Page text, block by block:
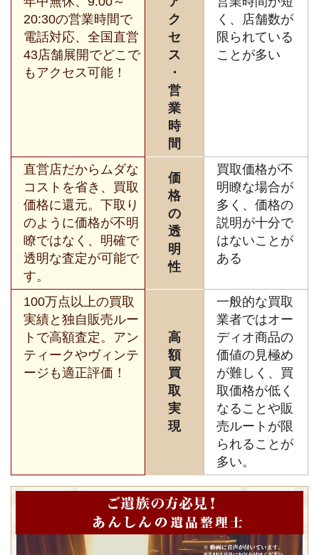
20:30の営業時間で
電話対応、全国直営
43店舗展開でどこで
もアクセス可能！
ク
セ
ス
・
営
業
時
間
く、店舗数が
限られている
ことが多い
直営店だからムダな
コストを省き、買取
価格に還元。下取り
のように価格が不明
瞭ではなく、明確で
透明な査定が可能で
す。
価
格
の
透
明
性
買取価格が不
明瞭な場合が
多く、価格の
説明が十分で
はないことが
ある
100万点以上の買取
実績と独自販売ルー
トで高額査定。アン
ティークやヴィンテ
ージも適正評価！
高
額
買
取
実
現
一般的な買取
業者ではオー
ディオ商品の
価値の見極め
が難しく、買
取価格が低く
なることや販
売ルートが限
られることが
多い。